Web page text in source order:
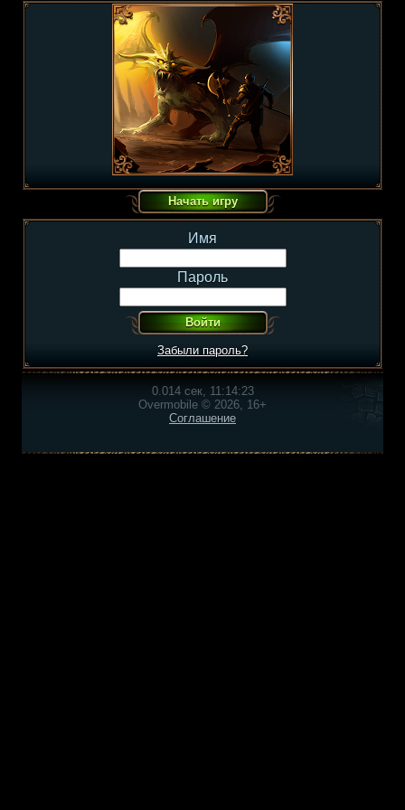
Имя
Пароль
Забыли пароль?
0.014 сек, 11:14:23
Overmobile © 2026, 16+
Соглашение